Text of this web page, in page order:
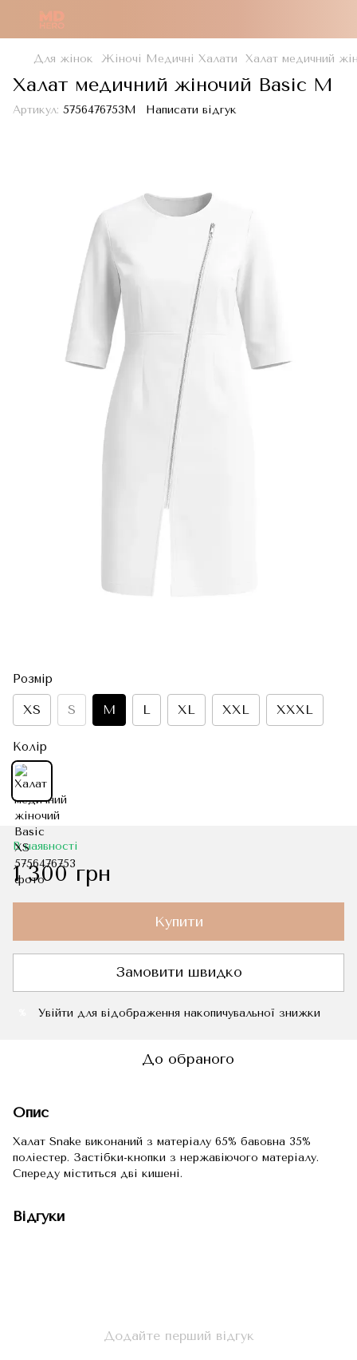
Для жінок Жіночі Медичні Халати Халат медичний
Халат медичний жіночий Basic M
Артикул: 5756476753M Написати відгук
Розмір
XS S M L XL XXL XXXL
Колір
В наявності
1 300 грн
Купити
Замовити швидко
Увійти для відображення накопичувальної знижки
До обраного
Опис
Халат Snake виконаний з матеріалу 65% бавовна 35%
поліестер. Застібки-кнопки з нержавіючого матеріалу.
Спереду міститься дві кишені.
Відгуки
Додайте перший відгук